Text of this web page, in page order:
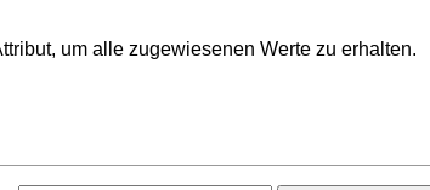
um alle zugewiesenen Werte zu erhalten.